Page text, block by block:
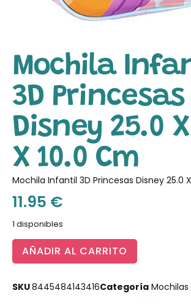
Mochila
3D Princesas
Disney 25.0
X 10.0 Cm
Mochila Infantil 3D Princesas Disney 25.0 X
11.95 €
1 disponibles
AÑADIR AL CARRITO
SKU8445484143416Categoría Mochilas